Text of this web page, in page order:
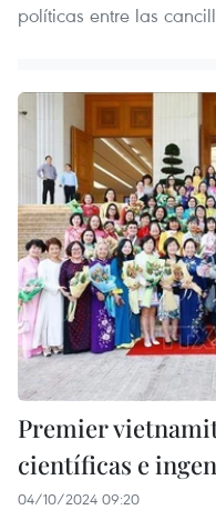
políticas entre las
Premier
científicas e
04/10/2024 09:20